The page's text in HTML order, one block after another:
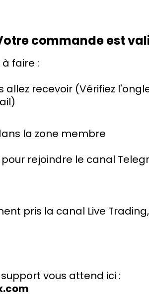
commande est
faire :
allez recevoir (Vérifiez
la zone membre
rejoindre le canal
pris la canal Live
vous attend ici :